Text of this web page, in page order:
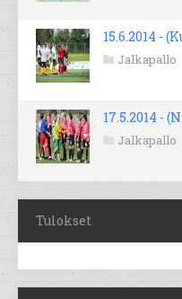
15.6.2014 -
Jalkapallo
17.5.2014 -
Jalkapallo
Tulokset